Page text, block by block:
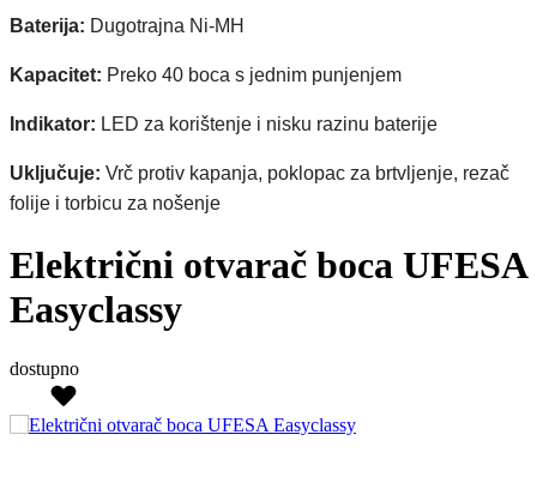
Baterija: Dugotrajna Ni-MH
Kapacitet: Preko 40 boca s jednim punjenjem
Indikator: LED za korištenje i nisku razinu baterije
Uključuje: Vrč protiv kapanja, poklopac za brtvljenje, rezač
folije i torbicu za nošenje
Električni otvarač boca UFESA
Easyclassy
dostupno